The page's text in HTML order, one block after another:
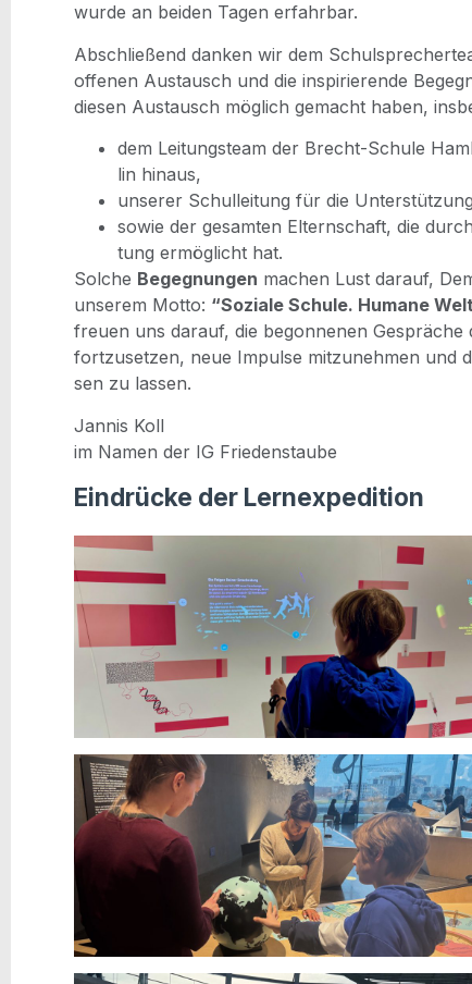
wur­de an bei­den Tagen erfahrbar.
Abschlie­ßend dan­ken wir dem
offe­nen Aus­tausch und die inspi­rie­ren­de
die­sen Aus­tausch mög­lich gemacht haben,
dem Lei­tungs­team der Brecht-Schu­le
lin hinaus,
unse­rer Schul­lei­tung für die
sowie der gesam­ten Eltern­schaft, die
tung ermög­licht hat.
Sol­che Begeg­nun­gen machen Lust dar­auf,
unse­rem Mot­to: “Sozia­le Schu­le. Huma­ne
freu­en uns dar­auf, die begon­ne­nen
fort­zu­set­zen, neue Impul­se mit­zu­neh­men und
sen zu lassen.
Jan­nis Koll
im Namen der IG Friedenstaube
Eindrücke der Lernexpedition